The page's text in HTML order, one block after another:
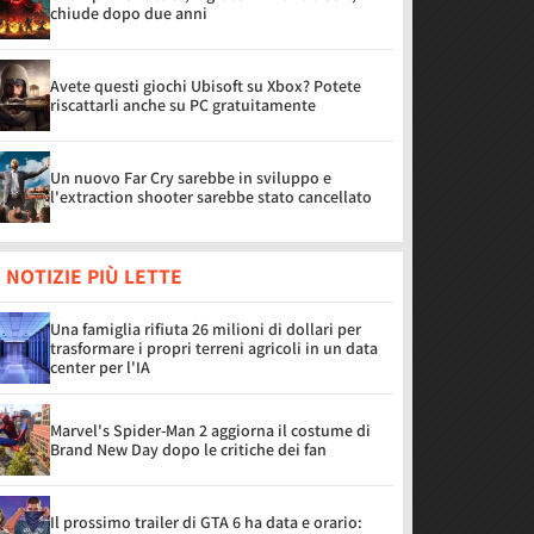
chiude dopo due anni
Avete questi giochi Ubisoft su Xbox? Potete
riscattarli anche su PC gratuitamente
Un nuovo Far Cry sarebbe in sviluppo e
l'extraction shooter sarebbe stato cancellato
NOTIZIE PIÙ LETTE
Una famiglia rifiuta 26 milioni di dollari per
trasformare i propri terreni agricoli in un data
center per l'IA
Marvel's Spider-Man 2 aggiorna il costume di
Brand New Day dopo le critiche dei fan
Il prossimo trailer di GTA 6 ha data e orario: